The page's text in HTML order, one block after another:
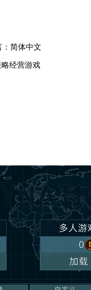
：简体中文
略经营游戏